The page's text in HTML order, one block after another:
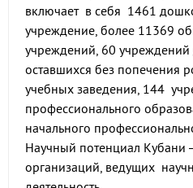
включает в себя 1461
учреждение, более 11369
учреждений, 60 учреждений
оставшихся без попечения
учебных заведения, 144
профессионального
начального
Научный потенциал Кубани
организаций, ведущих